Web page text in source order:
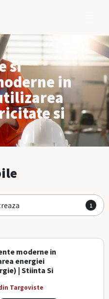
si
in
si
1
moderne in
energiei
| Stiinta Si
Targoviste